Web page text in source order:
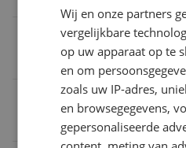
Geïntegreerd ADSL-modem
Link aggregatie
Wij en onze partners
vergelijkbare
op uw apparaat op te
en om
zoals uw IP-adres,
en browsegegevens,
gepersonaliseerde